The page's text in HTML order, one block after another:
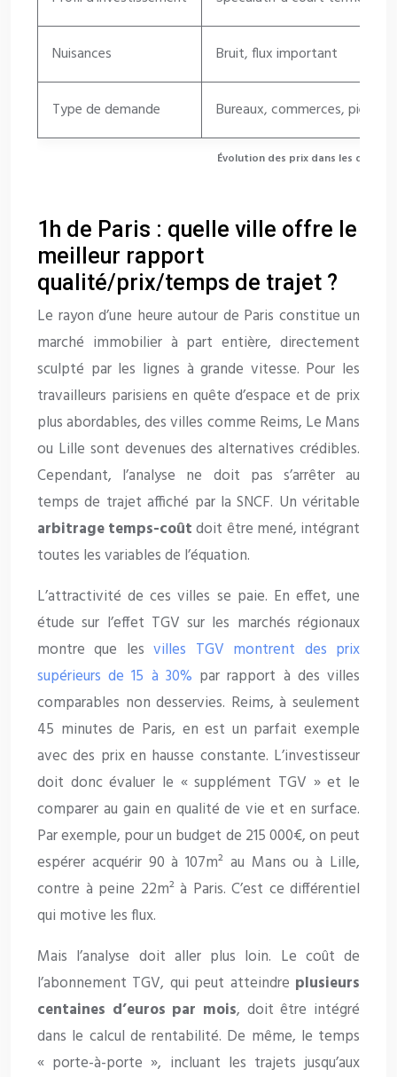
Évolution des prix dans les
Nuisances Bruit, flux important
Type de demande Bureaux, commerces, pied-
1h de Paris : quelle ville offre le
meilleur rapport
qualité/prix/temps de trajet ?
Le rayon d’une heure autour de Paris constitue un
marché immobilier à part entière, directement
sculpté par les lignes à grande vitesse. Pour les
travailleurs parisiens en quête d’espace et de prix
plus abordables, des villes comme Reims, Le Mans
ou Lille sont devenues des alternatives crédibles.
Cependant, l’analyse ne doit pas s’arrêter au
temps de trajet affiché par la SNCF. Un véritable
arbitrage temps-coûtdoit être mené, intégrant
toutes les variables de l’équation.
L’attractivité de ces villes se paie. En effet, une
étude sur l’effet TGV sur les marchés régionaux
montre que lesvilles TGV montrent des prix
supérieurs de 15 à 30% par rapport à des villes
comparables non desservies. Reims, à seulement
45 minutes de Paris, en est un parfait exemple
avec des prix en hausse constante. L’investisseur
doit donc évaluer le « supplément TGV » et le
comparer au gain en qualité de vie et en surface.
Par exemple, pour un budget de 215 000€, on peut
espérer acquérir 90 à 107m² au Mans ou à Lille,
contre à peine 22m² à Paris. C’est ce différentiel
qui motive les flux.
Mais l’analyse doit aller plus loin. Le coût de
l’abonnement TGV, qui peut atteindre plusieurs
centaines d’euros par mois, doit être intégré
dans le calcul de rentabilité. De même, le temps
« porte-à-porte », incluant les trajets jusqu’aux